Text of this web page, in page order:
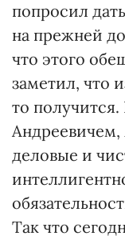
попросил
на прежней
что этого
заметил, что
то
Андреевичем,
деловые и
Так что